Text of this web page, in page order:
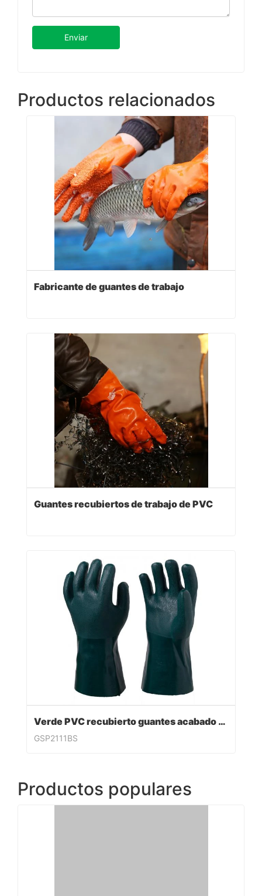
Enviar
Productos relacionados
Fabricante de guantes de trabajo
Guantes recubiertos de trabajo de PVC
Verde PVC recubierto guantes acabado sandy
GSP2111BS
Productos populares